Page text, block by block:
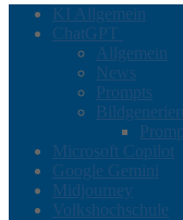
KI Allgemein
ChatGPT
Allgemein
News
Prompts
Microsoft Copilot
Google Gemini
Midjourney
Volkshochschule